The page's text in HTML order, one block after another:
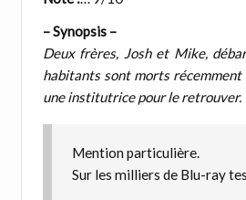
– Synopsis –
Deux frères, Josh et Mike,
habitants sont morts
une institutrice pour le retrouver.
Mention particulière.
Sur les milliers de Blu-ray